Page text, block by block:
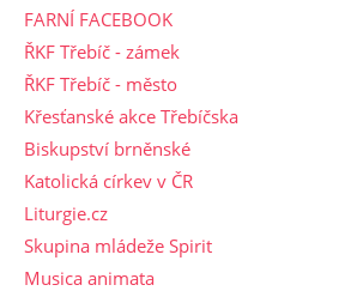
FARNÍ FACEBOOK
ŘKF Třebíč - zámek
ŘKF Třebíč - město
Křesťanské akce Třebíčska
Biskupství brněnské
Katolická církev v ČR
Liturgie.cz
Skupina mládeže Spirit
Musica animata